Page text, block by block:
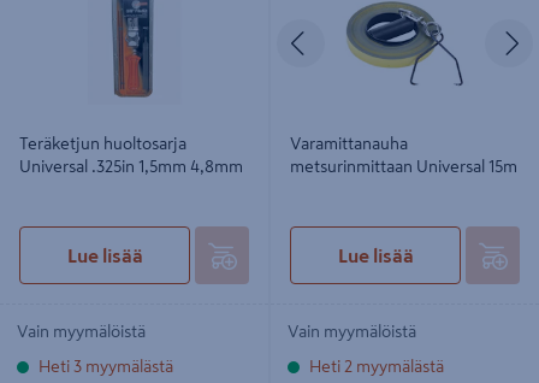
Teräketjun huoltosarja
Universal .325in 1,5mm 4,8mm
Lue lisää
Vain myymälöistä
Heti 3 myymälästä
Edellinen
Varamittanauha
metsurinmittaan Universal 15m
Lue lisää
Vain myymälöistä
Heti 2 myymälästä